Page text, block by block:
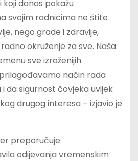
danas pokažu
svojim radnicima ne štite
nego grade i zdravije,
okruženje za sve. Naša
sve izraženijih
način rada
da sigurnost čovjeka uvijek
drugog interesa – izjavio je
preporučuje
odijevanja vremenskim